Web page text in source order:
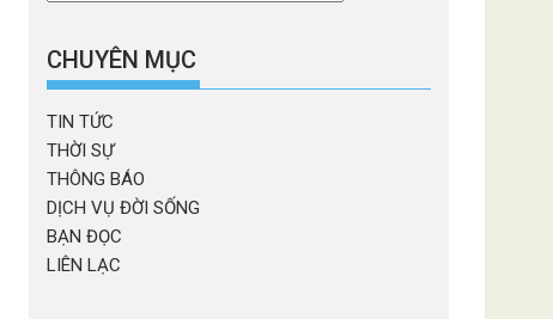
mục
CHUYÊN MỤC
TIN TỨC
THỜI SỰ
THÔNG BÁO
DỊCH VỤ ĐỜI SỐNG
BẠN ĐỌC
LIÊN LẠC